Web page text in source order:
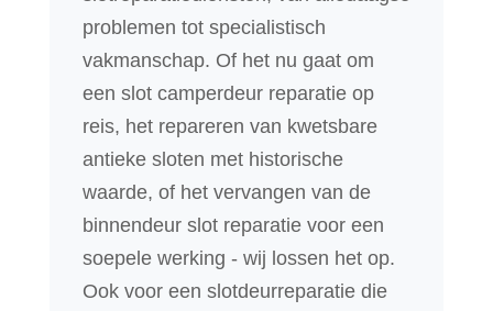
problemen tot specialistisch
vakmanschap. Of het nu gaat om
een slot camperdeur reparatie op
reis, het repareren van kwetsbare
antieke sloten met historische
waarde, of het vervangen van de
binnendeur slot reparatie voor een
soepele werking - wij lossen het op.
Ook voor een slotdeurreparatie die